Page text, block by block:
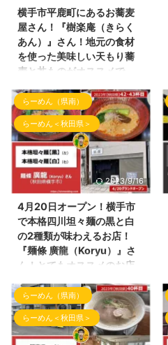
おう」さんです！ ラーメンだい
おうさんの外観 らーめん屋さん
の場所 ラーメンだいおうさんの
場所は、 ヤマダデンキ テック
ランドNew横手店さんの近くに
てご参照ください。最寄駅はJR
横手駅となります。 ラーメン屋
さんの駐車場は、お店の正面に車
を駐車するスペースがあり ...
横手市平鹿町にあるお蕎麦
屋さん！『樹楽庵（きらく
あん）』さん！地元の食材
を使った美味しい天もり蕎
麦と丼ものがオススメで
こんにちわ！ ブログ「しんめん
の旅」を配信致します。 6月は更
新頻度が低くなってしまい申し訳
ございませんでした。 今まで溜
まってしまった記事を少しずつ配
信していきます！ 本日の投稿
は、秋田県横手市で、2023年4
月にオープンされたお蕎麦屋さん
をご紹介致します。 場所は、秋
田県横手市平鹿町にあります平鹿
野球場や浅舞陸上競技場の近くに
ある 『樹楽庵（きらくあん）』
osobaya_kirakuan こちらで最
新のお店情報をご覧頂けます。）
樹楽庵さん 道路沿いにあり、と
ても目 ...
らーめん（県南）
らーめん＜秋田県＞
2023/9/16
4月20日オープン！横手市
で本格四川坦々麺の黒と白
の2種類が味わえるお店！
『麺條 廣龍（Koryu）』さ
ん！とてもオススメのお店
おはようございます！しんめんの
ブログ📝（しんめんの旅）のお時
間となりました！ 今回の投稿
は、横手市四日町に 本格四川
らーめん（県南）
らーめん＜秋田県＞